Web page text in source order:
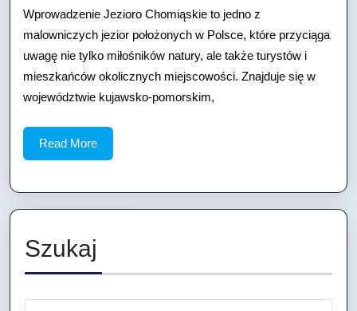
28
Wprowadzenie Jezioro Chomiąskie to jedno z
malowniczych jezior położonych w Polsce, które przyciąga
uwagę nie tylko miłośników natury, ale także turystów i
mieszkańców okolicznych miejscowości. Znajduje się w
województwie kujawsko-pomorskim,
Read MoreRead
More
Szukaj